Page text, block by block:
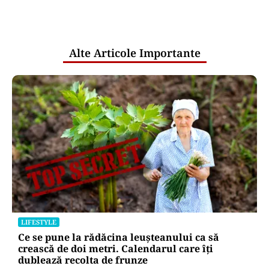
Alte Articole Importante
LIFESTYLE
Ce se pune la rădăcina leușteanului ca să
crească de doi metri. Calendarul care îți
dublează recolta de frunze